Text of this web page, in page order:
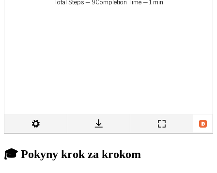
🎓 Pokyny krok za krokom